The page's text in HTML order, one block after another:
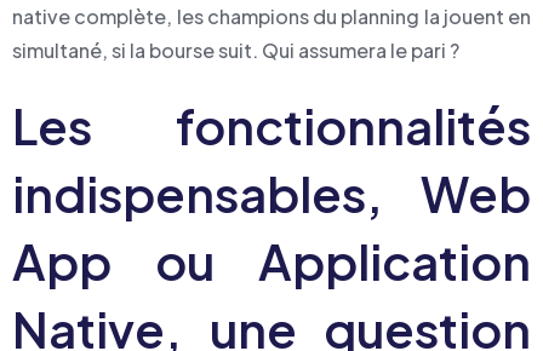
native complète, les champions du planning la jouent en
simultané, si la bourse suit. Qui assumera le pari ?
Les fonctionnalités
indispensables, Web
App ou Application
Native, une question